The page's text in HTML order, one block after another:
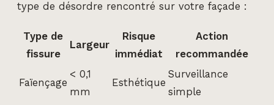
type de désordre rencontré sur votre façade :
Type de
fissure
Largeur
Risque
immédiat
Action
recommandée
Faïençage
< 0,1
mm
Esthétique
Surveillance
simple